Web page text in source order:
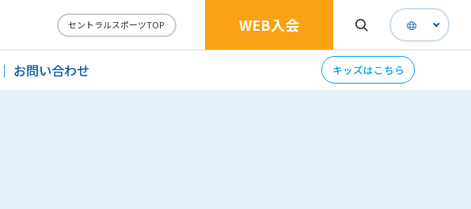
セントラルスポーツTOP WEB入会
お問い合わせ キッズはこちら